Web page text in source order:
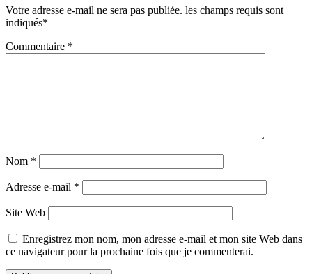
Votre adresse e-mail ne sera pas publiée. les champs requis sont
indiqués*
Commentaire *
Nom *
Adresse e-mail *
Site Web
Enregistrez mon nom, mon adresse e-mail et mon site Web dans
ce navigateur pour la prochaine fois que je commenterai.